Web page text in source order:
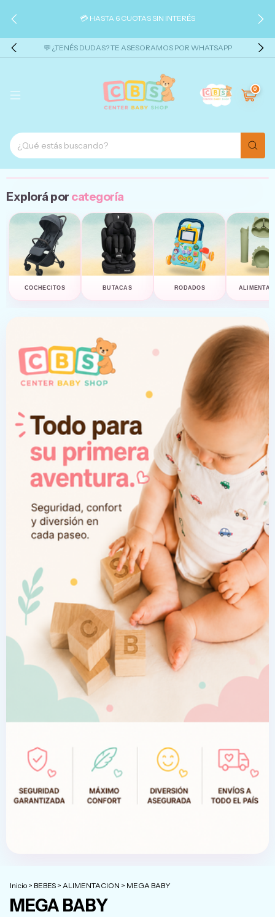
💳 HASTA 6 CUOTAS SIN INTERÉS
💬 ¿TENÉS DUDAS? TE ASESORAMOS POR WHATSAPP
0
Explorá por categoría
COCHECITOS BUTACAS RODADOS
Inicio > BEBES > ALIMENTACION > MEGA BABY
MEGA BABY